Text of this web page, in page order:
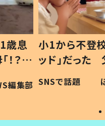
歳息
？」
編集部
小1から不登
ッド」だった
作り続ける
#令和の子
SNSで話題